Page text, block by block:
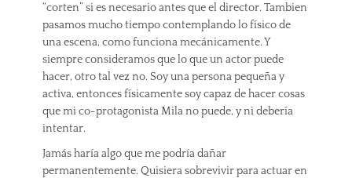
“corten” si es necesario antes que el director. Tambien
pasamos mucho tiempo contemplando lo físico de
una escena, como funciona mecánicamente. Y
siempre consideramos que lo que un actor puede
hacer, otro tal vez no. Soy una persona pequeña y
activa, entonces físicamente soy capaz de hacer cosas
que mi co-protagonista Mila no puede, y ni debería
intentar.
Jamás haría algo que me podría dañar
permanentemente. Quisiera sobrevivir para actuar en